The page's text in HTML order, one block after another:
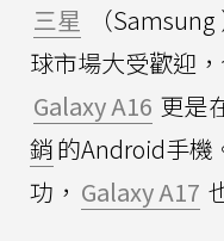
三星
（
球市場大受歡迎
Galaxy A16 更是
銷的Android手機
功， Galaxy A17